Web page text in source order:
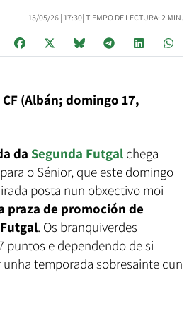
15/05/26 | 17:30| TIEMPO DE LECTURA: 2 MIN.
CF (Albán; domingo 17,
da Segunda Futgal chega
o Sénior, que este domingo
posta nun obxectivo moi
praza de promoción de
. Os branquiverdes
puntos e dependendo de si
temporada sobresainte cun